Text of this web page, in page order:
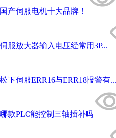
国产伺服电机十大品牌！
伺服放大器输入电压经常用3P...
松下伺服ERR16与ERR18报警有...
哪款PLC能控制三轴插补吗